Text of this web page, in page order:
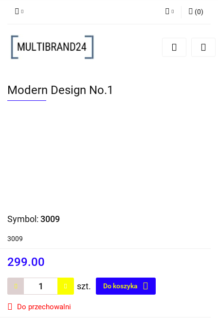
Zarejestruj się
(0)
Modern Design No.1
Symbol: 3009
3009
299.00
szt. Do koszyka
Do przechowalni